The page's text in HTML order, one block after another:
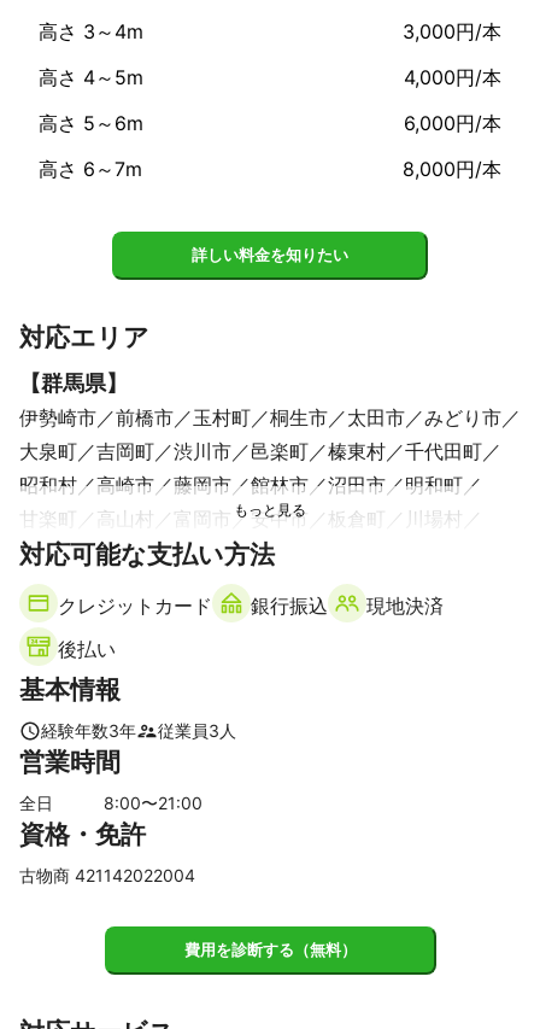
高さ 3～4m
3,000円/本
高さ 4～5m
4,000円/本
高さ 5～6m
6,000円/本
高さ 6～7m
8,000円/本
詳しい料金を知りたい
対応エリア
【群馬県】
伊勢崎市 前橋市 玉村町 桐生市 太田市
みどり市
大泉町
吉岡町 渋川市 邑楽町 榛東村
千代田町
昭和村
高崎市 藤岡市 館林市 沼田市
明和町
甘楽町
高山村 富岡市 安中市 板倉町
川場村
東吾妻町
神流町 下仁田町
【埼玉県
上里町 本庄市 深谷市 美里町 熊谷市
神川町
寄居町
長瀞町
嵐山町
羽生市
ときがわ町
加須市 鳩山町
越生町
北本市
足利市 佐野市
対応可能な支払い方法
クレジットカード 銀行振込
現地決済
後払い
基本情報
経験年数3年 従業員3 人
営業時間
全日 8:00〜21:00
資格・免許
古物商 421142022004
費用を診断する（無料）